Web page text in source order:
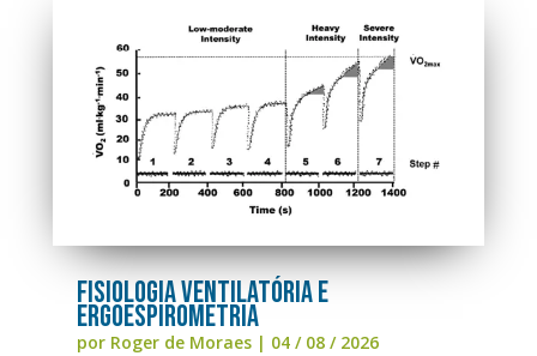
FISIOLOGIA VENTILATÓRIA E
ERGOESPIROMETRIA
por Roger de Moraes| 04 / 08 / 2026